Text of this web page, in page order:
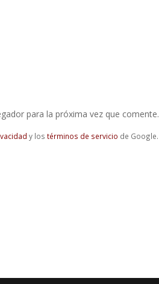
para la próxima vez que comente.
y lostérminos de servicio de Google.